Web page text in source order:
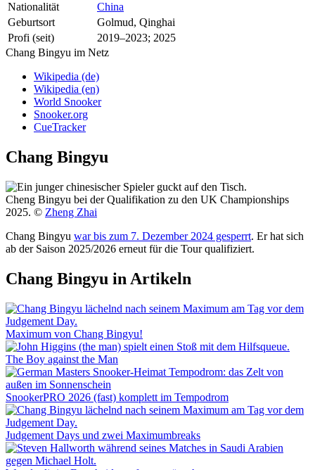
Nationalität
China
Geburtsort
Golmud, Qinghai
Profi (seit)
2019–2023; 2025
Chang Bingyu im Netz
Wikipedia (de)
Wikipedia (en)
World Snooker
Snooker.org
CueTracker
Chang Bingyu
Cheng Bingyu bei der Qualifikation zu den UK Championships
2025. © Zheng Zhai
Chang Bingyu war bis zum 7. Dezember 2024 gesperrt. Er hat sich
ab der Saison 2025/2026 erneut für die Tour qualifiziert.
Chang Bingyu in Artikeln
Maximum von Chang Bingyu!
The Boy against the Man
SnookerPRO 2026 (fast) komplett im Tempodrom
Judgement Days und zwei Maximumbreaks